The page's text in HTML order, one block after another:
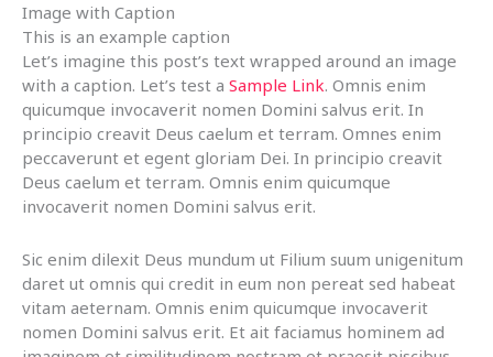
Image with Caption
This is an example caption
Let’s imagine this post’s text wrapped around an image
with a caption. Let’s test a Sample Link. Omnis enim
quicumque invocaverit nomen Domini salvus erit. In
principio creavit Deus caelum et terram. Omnes enim
peccaverunt et egent gloriam Dei. In principio creavit
Deus caelum et terram. Omnis enim quicumque
invocaverit nomen Domini salvus erit.
Sic enim dilexit Deus mundum ut Filium suum unigenitum
daret ut omnis qui credit in eum non pereat sed habeat
vitam aeternam. Omnis enim quicumque invocaverit
nomen Domini salvus erit. Et ait faciamus hominem ad